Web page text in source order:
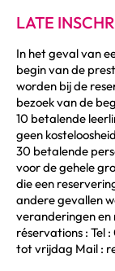
LATE
In het geval van
begin van de
worden bij de
bezoek van de
10 betalende
geen
30 betalende
voor de gehele
die een
andere gevallen
veranderingen en
réservations : Tel
tot vrijdag Mail :